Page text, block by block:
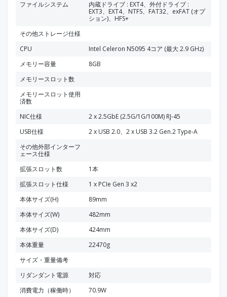
ファイルシステム
内蔵ドライブ : EXT4、外付ドライブ :
EXT3、EXT4、NTFS、FAT32、exFAT (オプ
ション)、HFS+
その他ストレージ仕様
CPU
Intel Celeron N5095 4コア (最大 2.9 GHz)
メモリー容量
8GB
メモリースロット数
メモリースロット使用
済数
NIC仕様
2 x 2.5GbE (2.5G/1G/100M) RJ-45
USB仕様
2 x USB 2.0、2 x USB 3.2 Gen.2 Type-A
その他外部インターフ
ェース仕様
拡張スロット数
1本
拡張スロット仕様
1 x PCIe Gen 3 x2
本体サイズ(H)
89mm
本体サイズ(W)
482mm
本体サイズ(D)
424mm
本体重量
22470g
サイズ・重量備考
リダンダント電源
対応
消費電力（稼働時）
70.9W